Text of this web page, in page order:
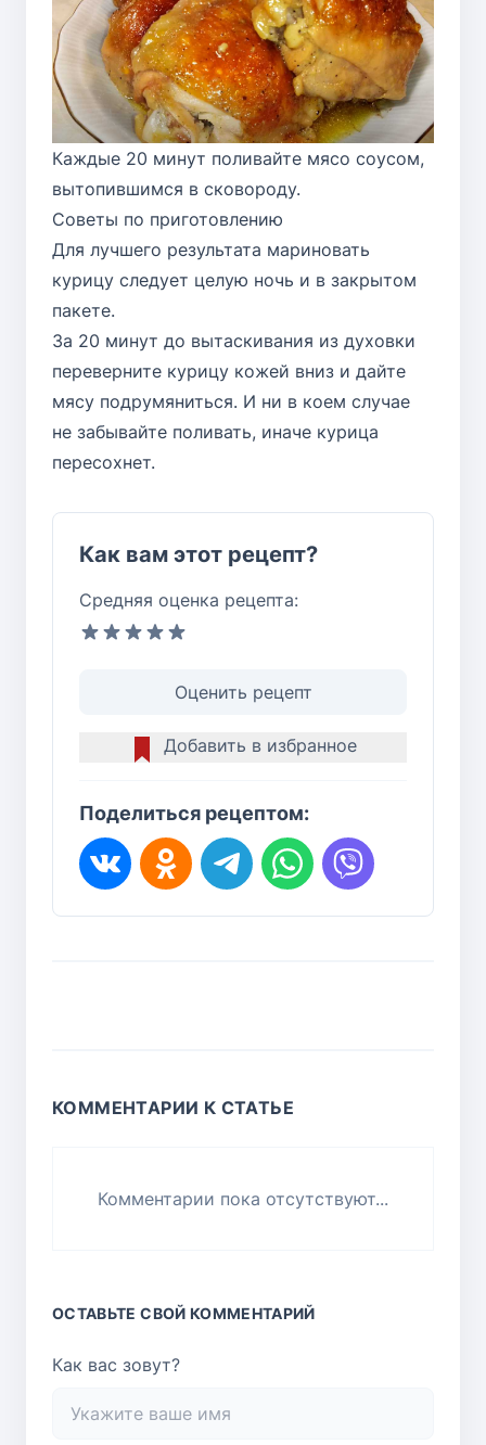
Каждые 20 минут поливайте мясо соусом,
вытопившимся в сковороду.
Советы по приготовлению
Для лучшего результата мариновать
курицу следует целую ночь и в закрытом
пакете.
За 20 минут до вытаскивания из духовки
переверните курицу кожей вниз и дайте
мясу подрумяниться. И ни в коем случае
не забывайте поливать, иначе курица
пересохнет.
Как вам этот рецепт?
Средняя оценка рецепта:
Оценить рецепт
Добавить в избранное
Поделиться рецептом:
КОММЕНТАРИИ К СТАТЬЕ
Комментарии пока отсутствуют...
ОСТАВЬТЕ СВОЙ КОММЕНТАРИЙ
Как вас зовут?